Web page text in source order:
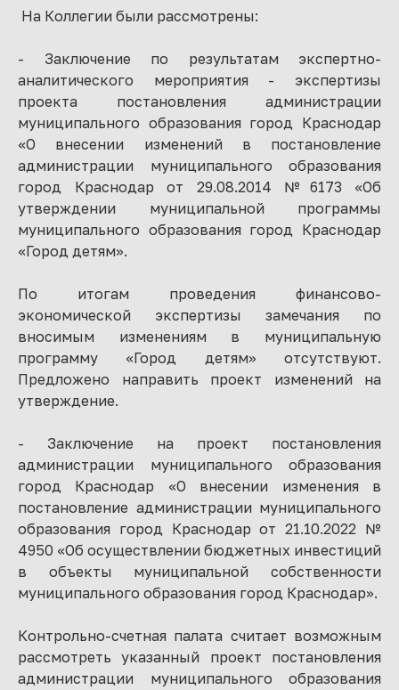
На Коллегии были рассмотрены:
- Заключение по результатам экспертно-
аналитического мероприятия - экспертизы
проекта постановления администрации
муниципального образования город Краснодар
«О внесении изменений в постановление
администрации муниципального образования
город Краснодар от 29.08.2014 №6173 «Об
утверждении муниципальной программы
муниципального образования город Краснодар
«Город детям».
По итогам проведения финансово-
экономической экспертизы замечания по
вносимым изменениям в муниципальную
программу «Город детям» отсутствуют.
Предложено направить проект изменений на
утверждение.
- Заключение на проект постановления
администрации муниципального образования
город Краснодар «О внесении изменения в
постановление администрации муниципального
образования город Краснодар от 21.10.2022 №
4950 «Об осуществлении бюджетных инвестиций
в объекты муниципальной собственности
муниципального образования город Краснодар».
Контрольно-счетная палата считает возможным
рассмотреть указанный проект постановления
администрации муниципального образования